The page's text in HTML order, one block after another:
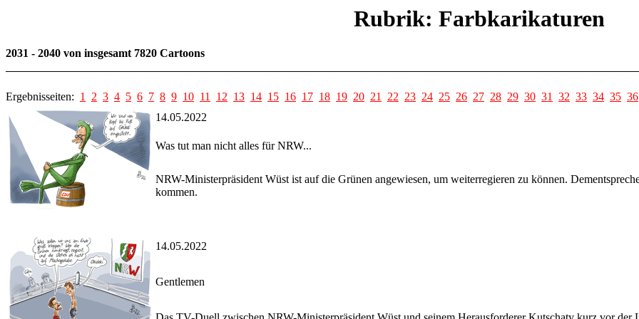
Rubrik: Farbkarikaturen
2031 - 2040 von insgesamt 7820 Cartoons
Ergebnisseiten: 1 2 3 4 5 6 7 8 9 10 11 12 13 14 15 16 17 18 19 20 21 22 23 24 25 26 27 28 29 30 31 32 33 34 35 36
14.05.2022
Was tut man nicht alles für NRW...
NRW-Ministerpräsident Wüst ist auf die Grünen angewiesen, um weiterregieren zu können.
kommen.
14.05.2022
Gentlemen